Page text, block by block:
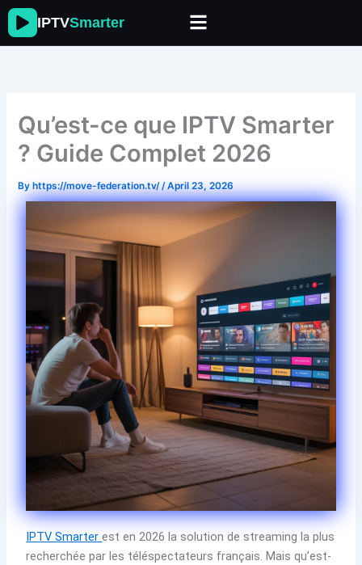
Skip
to
content
IPTVSmarter
Qu’est-ce que IPTV Smarter
? Guide Complet 2026
Byhttps://move-federation.tv//April 23, 2026
IPTV Smarterest en 2026 la solution de streaming la plus
recherchée par les téléspectateurs français. Mais qu’est-